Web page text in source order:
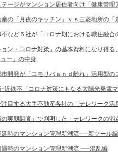
テージがマンション居住者向け「健康管理
産の「月夜のキッチン」ｖｓ三菱地所の「
不など５社が「コロナ期における職住融
ョン・コロナ対策」の基本資料になり得
ュー」の中身
市開発が「コモリバａｎｄ離れ」活用型の
･近鉄不「コロナ対策にもなる太陽光発電
注目する大手不動産各社の「テレワーク活
の実態調査」で判明した「テレワークの弱
延時のマンション管理新潮流──新ツール編
遇時のマンション管理新潮流 ──混乱編